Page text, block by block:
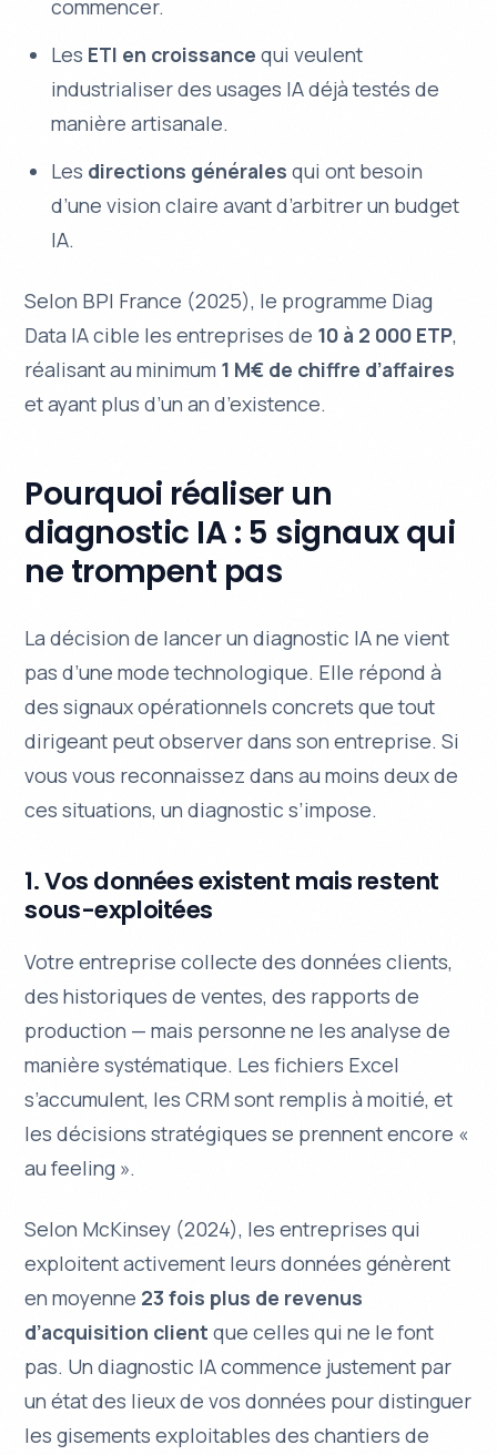
commencer.
Les ETI en croissance qui veulent
industrialiser des usages IA déjà testés de
manière artisanale.
Les directions générales qui ont besoin
d’une vision claire avant d’arbitrer un budget
IA.
Selon BPI France (2025), le programme Diag
Data IA cible les entreprises de 10 à 2 000 ETP,
réalisant au minimum 1 M€ de chiffre d’affaires
et ayant plus d’un an d’existence.
Pourquoi réaliser un
diagnostic IA : 5 signaux qui
ne trompent pas
La décision de lancer un diagnostic IA ne vient
pas d’une mode technologique. Elle répond à
des signaux opérationnels concrets que tout
dirigeant peut observer dans son entreprise. Si
vous vous reconnaissez dans au moins deux de
ces situations, un diagnostic s’impose.
1. Vos données existent mais restent
sous-exploitées
Votre entreprise collecte des données clients,
des historiques de ventes, des rapports de
production — mais personne ne les analyse de
manière systématique. Les fichiers Excel
s’accumulent, les CRM sont remplis à moitié, et
les décisions stratégiques se prennent encore «
au feeling ».
Selon McKinsey (2024), les entreprises qui
exploitent activement leurs données génèrent
en moyenne 23 fois plus de revenus
d’acquisition client que celles qui ne le font
pas. Un diagnostic IA commence justement par
un état des lieux de vos données pour distinguer
les gisements exploitables des chantiers de